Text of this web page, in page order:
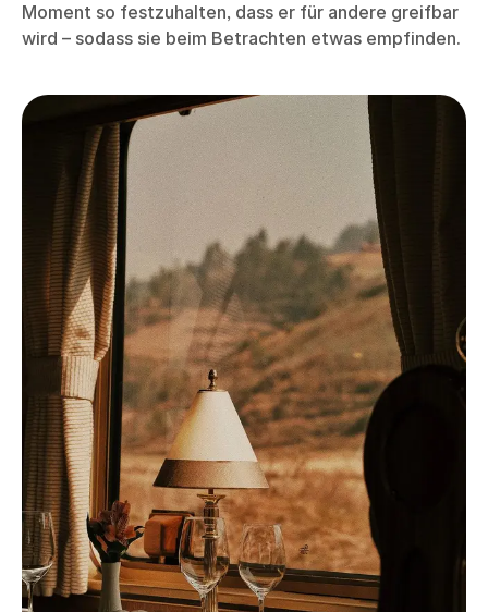
Moment so festzuhalten, dass er für andere greifbar
wird – sodass sie beim Betrachten etwas empfinden.